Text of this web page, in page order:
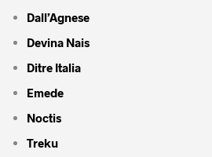
Dall’Agnese
Devina Nais
Ditre Italia
Emede
Noctis
Treku